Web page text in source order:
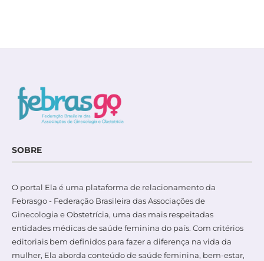
SOBRE
O portal Ela é uma plataforma de relacionamento da
Febrasgo - Federação Brasileira das Associações de
Ginecologia e Obstetrícia, uma das mais respeitadas
entidades médicas de saúde feminina do país. Com critérios
editoriais bem definidos para fazer a diferença na vida da
mulher, Ela aborda conteúdo de saúde feminina, bem-estar,